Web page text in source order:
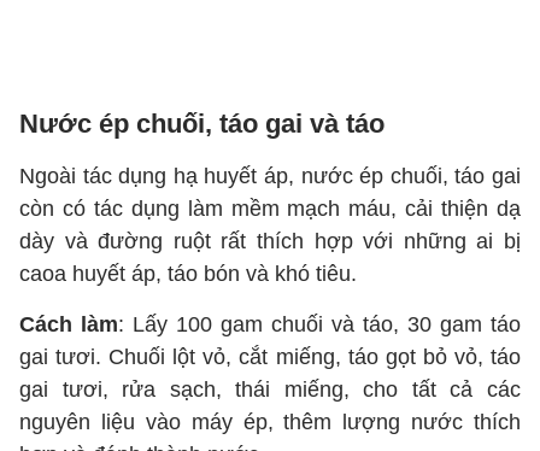
Nước ép chuối, táo gai và táo
Ngoài tác dụng hạ huyết áp, nước ép chuối, táo gai
còn có tác dụng làm mềm mạch máu, cải thiện dạ
dày và đường ruột rất thích hợp với những ai bị
caoa huyết áp, táo bón và khó tiêu.
Cách làm: Lấy 100 gam chuối và táo, 30 gam táo
gai tươi. Chuối lột vỏ, cắt miếng, táo gọt bỏ vỏ, táo
gai tươi, rửa sạch, thái miếng, cho tất cả các
nguyên liệu vào máy ép, thêm lượng nước thích